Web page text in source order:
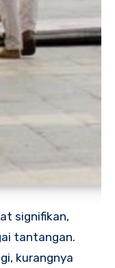
signifikan,
tantangan.
kurangnya